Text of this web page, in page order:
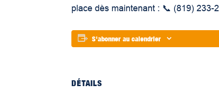
place dès maintenant : 📞 (819) 233-
S'abonner au calendrier
DÉTAILS